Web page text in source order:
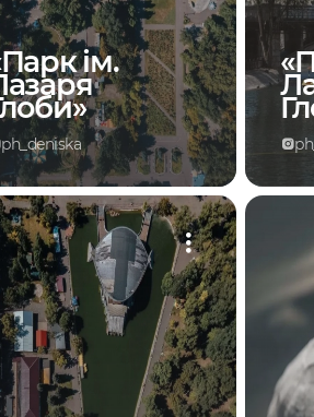
ім.
ph_deniska